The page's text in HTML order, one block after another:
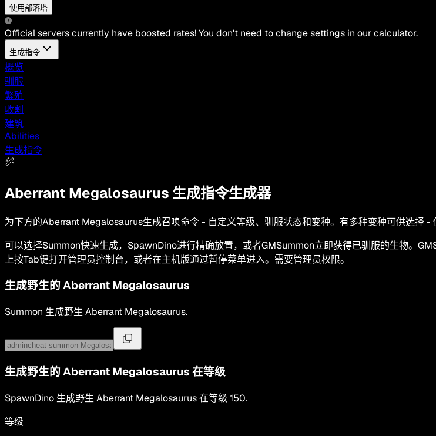
使用部落塔
Official servers currently have boosted rates! You don't need to change settings in our calculator.
生成指令
概览
驯服
繁殖
收割
建筑
Abilities
生成指令
Aberrant Megalosaurus 生成指令生成器
为下方的Aberrant Megalosaurus生成召唤命令 - 自定义等级、驯服状态和变种。有多种变种可供选择 -
可以选择Summon快速生成，SpawnDino进行精确放置，或者GMSummon立即获得已驯服的生物。
上按Tab键打开管理员控制台，或者在主机版通过暂停菜单进入。需要管理员权限。
生成野生的Aberrant Megalosaurus
Summon 生成野生Aberrant Megalosaurus.
生成野生的Aberrant Megalosaurus 在等级
SpawnDino 生成野生 Aberrant Megalosaurus在等级 150.
等级